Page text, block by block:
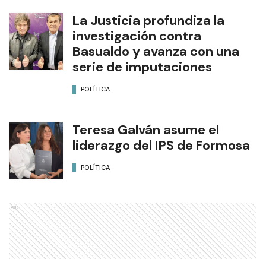
La Justicia profundiza la
investigación contra
Basualdo y avanza con una
serie de imputaciones
POLÍTICA
Teresa Galván asume el
liderazgo del IPS de Formosa
POLÍTICA
Ads